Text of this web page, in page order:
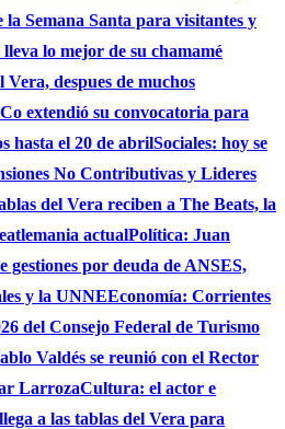
Semana Santa para visitantes y
lo mejor de su chamamé
Vera, despues de muchos
extendió su convocatoria para
hasta el 20 de abrilSociales: hoy se
No Contributivas y Lideres
del Vera reciben a The Beats, la
actualPolítica: Juan
gestiones por deuda de ANSES,
y la UNNEEconomía: Corrientes
del Consejo Federal de Turismo
Valdés se reunió con el Rector
LarrozaCultura: el actor e
a las tablas del Vera para